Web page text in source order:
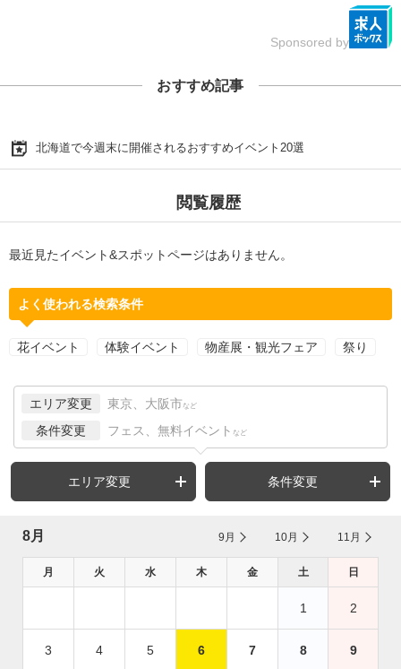
Sponsored by
おすすめ記事
北海道で今週末に開催されるおすすめイベント20選
閲覧履歴
最近見たイベント&スポットページはありません。
よく使われる検索条件
花イベント 体験イベント 物産展・観光フェア 祭り
エリア変更 東京、大阪市 など
条件変更 フェス、無料イベント など
エリア変更 条件変更
8月 9月 10月 11月
月 火 水 木 金 土 日
1 2
3 4 5 6 7 8 9